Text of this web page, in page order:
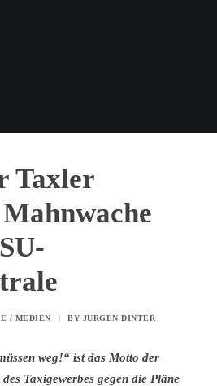
Taxler
/ MEDIEN | BY JÜRGEN DINTER
weg!“ ist das Motto der
Taxigewerbes gegen die Pläne